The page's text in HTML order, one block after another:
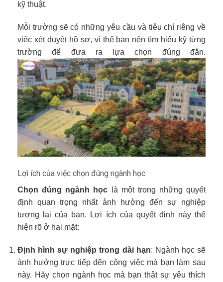
kỹ thuật.
Mỗi trường sẽ có những yêu cầu và tiêu chí riêng về
việc xét duyệt hồ sơ, vì thế bạn nên tìm hiểu kỹ từng
trường để đưa ra lựa chọn đúng đắn.
Lợi ích của việc chọn đúng ngành học
Chọn đúng ngành học là một trong những quyết
định quan trọng nhất ảnh hưởng đến sự nghiệp
tương lai của bạn. Lợi ích của quyết định này thể
hiện rõ ở hai mặt:
Định hình sự nghiệp trong dài hạn: Ngành học sẽ
ảnh hưởng trực tiếp đến công việc mà bạn làm sau
này. Hãy chọn ngành học mà bạn thật sự yêu thích